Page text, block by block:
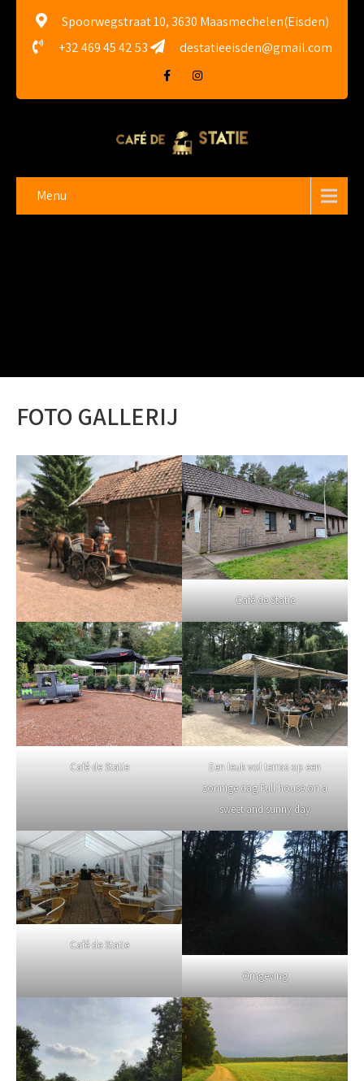
Spoorwegstraat 10, 3630 Maasmechelen(Eisden)
+32 469 45 42 53
destatieeisden@gmail.com
Menu
FOTO GALLERIJ
Café de Statie
Café de Statie
Een leuk vol terras op een
zonnige dag Full house on a
sweet and sunny day
Café de Statie
Omgeving